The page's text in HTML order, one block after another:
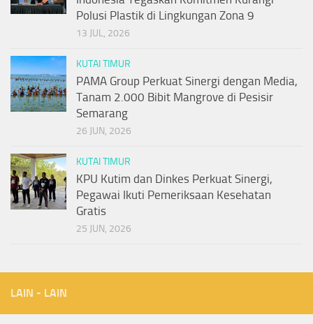
Polusi Plastik di Lingkungan Zona 9
13 JUL, 2026
KUTAI TIMUR
PAMA Group Perkuat Sinergi dengan Media,
Tanam 2.000 Bibit Mangrove di Pesisir
Semarang
26 JUN, 2026
KUTAI TIMUR
KPU Kutim dan Dinkes Perkuat Sinergi,
Pegawai Ikuti Pemeriksaan Kesehatan
Gratis
25 JUN, 2026
LAIN - LAIN